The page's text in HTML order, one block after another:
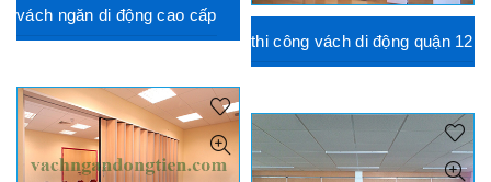
vách ngăn di động cao cấp
thi công vách di động quận 12